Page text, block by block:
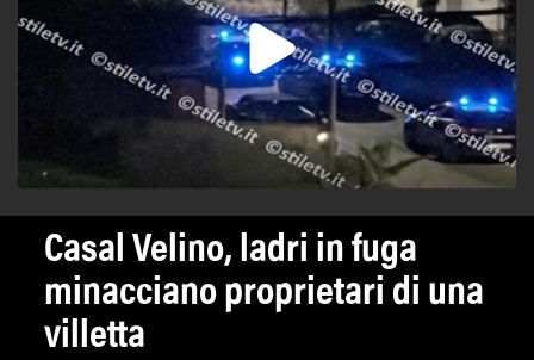
Casal Velino, ladri in fuga
minacciano proprietari di una
villetta